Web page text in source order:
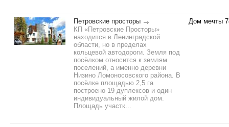
Петровские просторы
КП «Петровские Просторы»
находится в Ленинградской
области, но в пределах
кольцевой автодороги. Земля под
посёлком относится к землям
поселений, а именно деревни
Низино Ломоносовского района. В
посёлке площадью 2,5 га
построено 19 дуплексов и один
индивидуальный жилой дом.
Площадь участк...
Дом мечты